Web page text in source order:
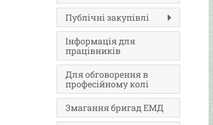
Публічні закупівлі
Інформація для
працівників
Для обговорення в
професійному колі
Змагання бригад ЕМД